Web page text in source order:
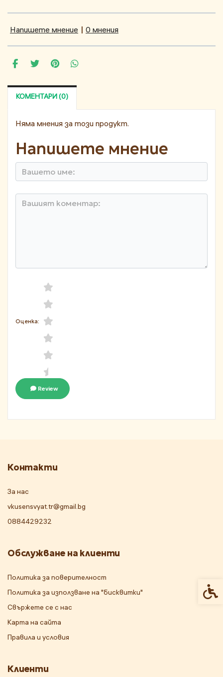
Напишете мнение | 0 мнения
КОМЕНТАРИ (0)
Няма мнения за този продукт.
Напишете мнение
Оценка:
Review
Контакти
За нас
vkusensvyat.tr@gmail.bg
0884429232
Обслужване на клиенти
Политика за поверителност
Политика за използване на "бисквитки"
Свържете се с нас
Карта на сайта
Правила и условия
Клиенти